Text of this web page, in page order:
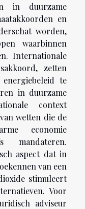
in duurzame
en
worden,
waarbinnen
Internationale
zetten
te
in duurzame
context
wetten die de
economie
aspect dat in
van een
stimuleert
Voor
adviseur